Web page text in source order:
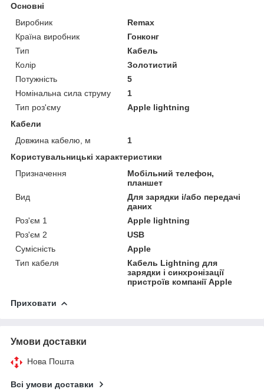
Основні
Виробник
Remax
Країна виробник
Гонконг
Тип
Кабель
Колір
Золотистий
Потужність
5
Номінальна сила струму
1
Тип роз'єму
Apple lightning
Кабели
Довжина кабелю, м
1
Користувальницькі характеристики
Призначення
Мобільний телефон,
планшет
Вид
Для зарядки і/або передачі
даних
Роз'єм 1
Apple lightning
Роз'єм 2
USB
Сумісність
Apple
Тип кабеля
Кабель Lightning для
зарядки і синхронізації
пристроїв компанії Apple
Приховати
Умови доставки
Нова Пошта
Всі умови доставки